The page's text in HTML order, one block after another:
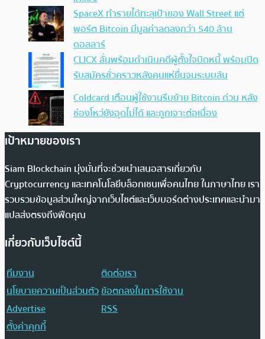
SpaceX ทำรายได้ทะลุเป้าของ Wall Street แต่
พอร์ต Bitcoin มีมูลค่าลดลงกว่า 540 ล้าน
ดอลลาร์
CLICX ลั่นพร้อมดำเนินคดีผู้ตั้งใจบิดหนี้ พร้อมปิด
รับสมัครชั่วคราวหลังคนแห่ยื่นจนระบบล้น
Coldcard เตือนผู้ใช้งานรีบย้าย Bitcoin ด่วน หลัง
ช่องโหว่ยังอุดไม่ได้ และถูกเจาะต่อเนื่อง
เป้าหมายของเรา
Siam Blockchain มุ่งมั่นที่จะช่วยนำเสนอสารเกี่ยวกับ
Cryptocurrency และเทคโนโลยีบล็อกเชนเพื่อคนไทย ในภาษาไทย เรา
รวบรวมข้อมูลส่วนใหญ่จากเว็บไซต์และเว็บบอร์ดต่างประเทศและนำมา
แปลส่งตรงถึงฟีดคุณ
เกี่ยวกับเว็บไซต์นี้
ทีมงาน
ติดต่อเรา
นโยบายความเป็นส่วนตัวข้อตกลงในการใช้งาน
Advertise
RSS
ตั้งค่าคุกกี้